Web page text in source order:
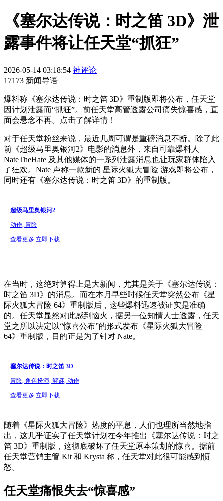
《塞尔达传说：时之笛 3D》泄
露事件将让任天堂“抓狂”
2026-05-14 03:18:54 神评论
17173 新闻导语
爆料称《塞尔达传说：时之笛 3D》重制版即将公布，任天堂
因计划泄露而“抓狂”。前任天堂高管透露公司痛失惊喜感，直
面会悬念不再。点击了解详情！
对于任天堂粉丝来说，最近几周可谓是重磅消息不断。除了此
前《超级马里奥银河2》电影的消息外，来自可靠爆料人
NateTheHate 及其他媒体的一系列泄露消息也让玩家群体陷入
了狂欢。Nate 声称一款新的 星际火狐大冒险 游戏即将公布，
同时还有《塞尔达传说：时之笛 3D》的重制版。
超级马里奥银河2
动作, 冒险
查看更多 立即下载
在当时，这绝对算得上是大新闻，尤其是关于《塞尔达传说：
时之笛 3D》的消息。而在本月早些时候任天堂突然公布《星
际火狐大冒险 64》重制版后，这些爆料迅速被证实是准确
的。任天堂显然对此感到恼火，据另一位知情人士透露，任天
堂之所以决定以“惊喜公布”的形式发布《星际火狐大冒险
64》重制版，目的正是为了针对 Nate。
塞尔达传说：时之笛 3D
冒险, 角色扮演, 解谜, 动作
查看更多 立即下载
随着《星际火狐大冒险》热度的平息，人们也理所当然地指
出，这几乎证实了任天堂计划在今年推出《塞尔达传说：时之
笛 3D》重制版，这彻底破坏了任天堂原本策划的惊喜。据前
任天堂营销主管 Kit 和 Krysta 称，任天堂对此很可能感到愤
怒。
任天堂痛恨失去“惊喜感”